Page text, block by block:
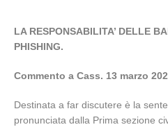
LA RESPONSABILITA’ DELLE
PHISHING.
Commento a Cass. 13 marzo
Destinata a far discutere è la
pronunciata dalla Prima sezione